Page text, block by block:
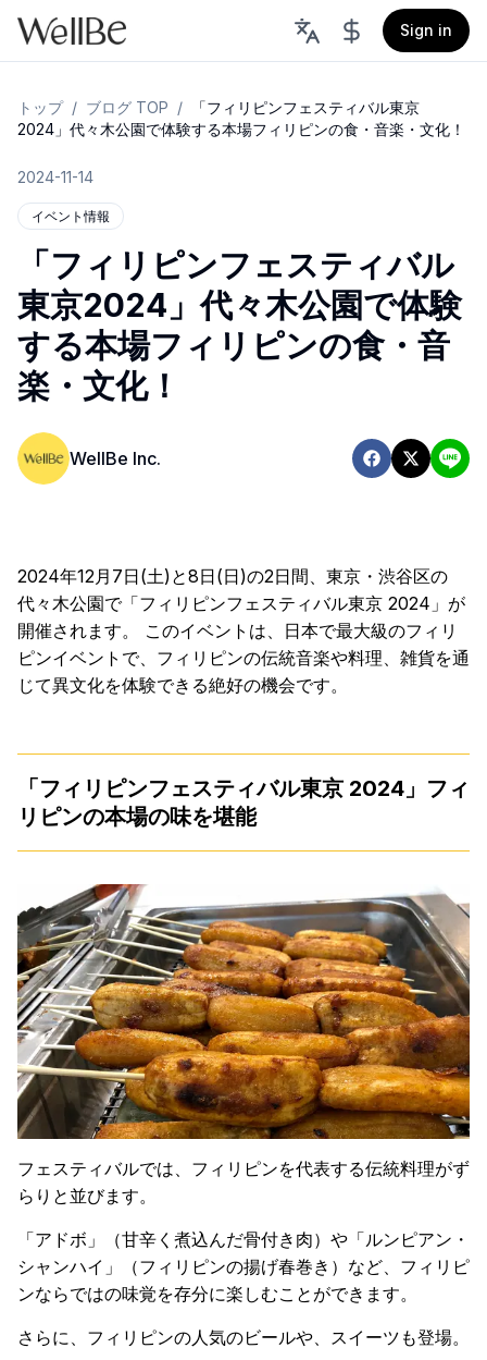
Sign in
トップ / ブログ TOP /
「フィリピンフェスティバル東京
2024」代々木公園で体験する本場フィリピンの食・音楽・文化！
2024-11-14
イベント情報
「フィリピンフェスティバル
東京2024」代々木公園で体験
する本場フィリピンの食・音
楽・文化！
WellBe Inc.
2024年12月7日(土)と8日(日)の2日間、東京・渋谷区の
代々木公園で「フィリピンフェスティバル東京 2024」が
開催されます。 このイベントは、日本で最大級のフィリ
ピンイベントで、フィリピンの伝統音楽や料理、雑貨を通
じて異文化を体験できる絶好の機会です。
「フィリピンフェスティバル東京 2024」フィ
リピンの本場の味を堪能
フェスティバルでは、フィリピンを代表する伝統料理がず
らりと並びます。
「アドボ」（甘辛く煮込んだ骨付き肉）や「ルンピアン・
シャンハイ」（フィリピンの揚げ春巻き）など、フィリピ
ンならではの味覚を存分に楽しむことができます。
さらに、フィリピンの人気のビールや、スイーツも登場。